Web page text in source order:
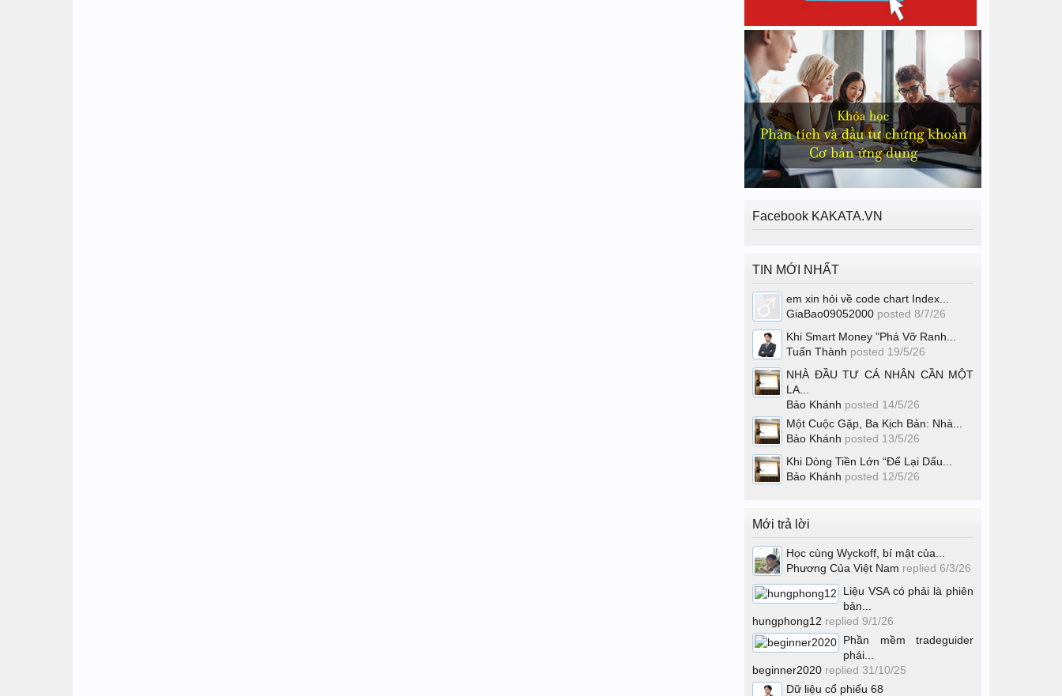
Facebook KAKATA.VN
TIN MỚI NHẤT
em xin hỏi về code chart Index...
GiaBao09052000 posted 8/7/26
Khi Smart Money "Phá Vỡ Ranh...
Tuấn Thành posted 19/5/26
NHÀ ĐẦU TƯ CÁ NHÂN CẦN MỘT
LA...
Bảo Khánh posted 14/5/26
Một Cuộc Gặp, Ba Kịch Bản: Nhà...
Bảo Khánh posted 13/5/26
Khi Dòng Tiền Lớn “Để Lại Dấu...
Bảo Khánh posted 12/5/26
Mới trả lời
Học cùng Wyckoff, bí mật của...
Phương Của Việt Nam replied 6/3/26
Liệu VSA có phải là phiên
bản...
hungphong12 replied 9/1/26
Phần mềm tradeguider
phái...
beginner2020 replied 31/10/25
Dữ liệu cổ phiếu 68